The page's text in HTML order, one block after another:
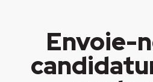
Envoie-